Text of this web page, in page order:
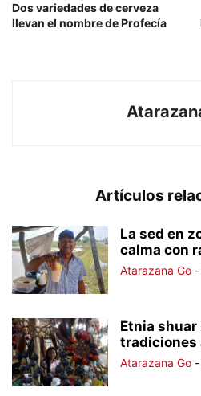
Dos variedades de cerveza
llevan el nombre de Profecía
Artículos
La sed en
calma con
Atarazana Go -
Etnia shuar
tradiciones
Atarazana Go -